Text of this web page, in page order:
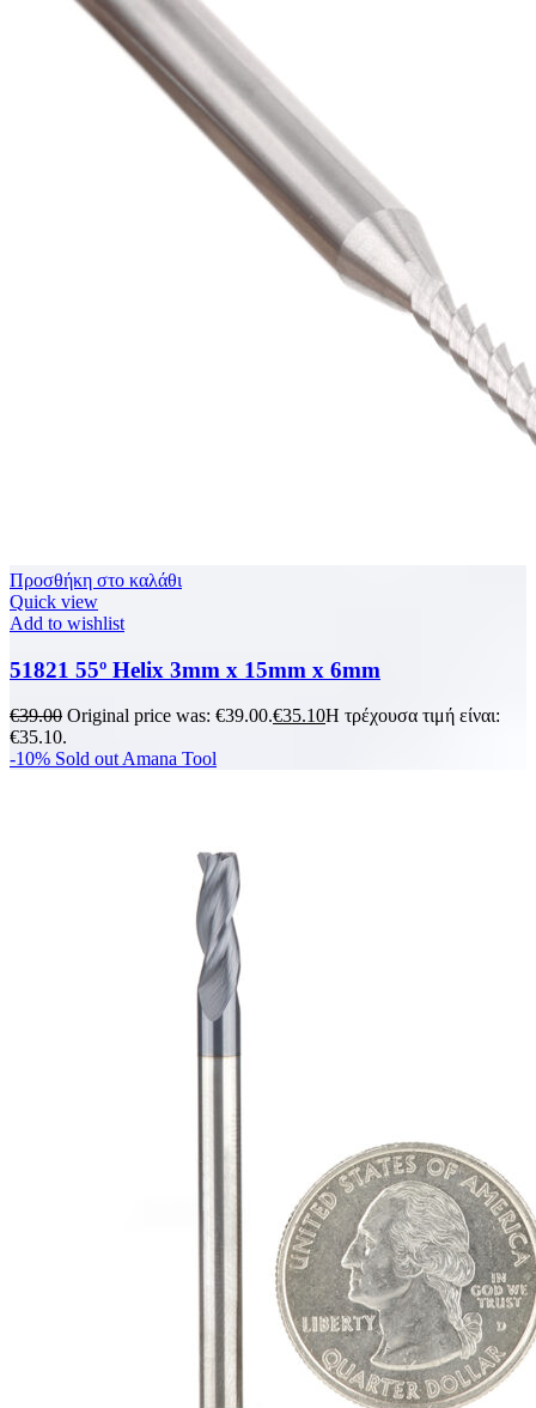
Προσθήκη στο καλάθι
Quick view
Add to wishlist
51821 55º Helix 3mm x 15mm x 6mm
€39.00 Original price was: €39.00.€35.10Η τρέχουσα τιμή είναι:
€35.10.
-10% Sold out Amana Tool